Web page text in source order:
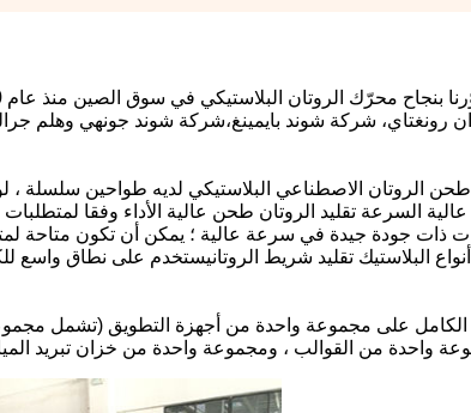
رونغتاي، شركة شوند بايمينغ،شركة شوند جونهي وهلم
الروتان الاصطناعي البلاستيكي لديه طواحين سلسلة ، لون
السرعة تقليد الروتان طحن عالية الأداء وفقا
ذات جودة جيدة في سرعة عالية ؛ يمكن أن تكون متاحة
على مجموعة واحدة من أجهزة التطويق (تشمل